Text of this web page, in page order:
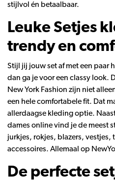
stijlvol én betaalbaar.
Leuke Setjes
trendy en
Stijl jij jouw set af met een paar
dan ga je voor een classy look.
New York Fashion zijn niet
een hele comfortabele fit. Dat
allerdaagse kleding optie.
dames online vind je de meest
jurkjes, rokjes, blazers, vestjes,
accessoires. Allemaal op
De perfecte